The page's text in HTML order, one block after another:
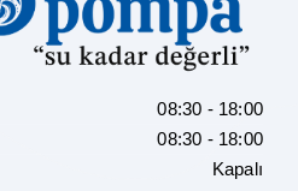
08:30 - 18:00
08:30 - 18:00
Kapalı